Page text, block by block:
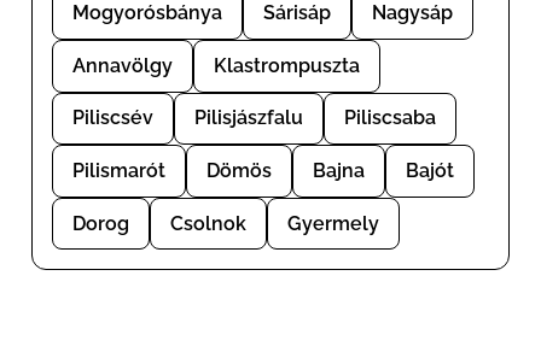
Mogyorósbánya Sárisáp Nagysáp
Annavölgy Klastrompuszta
Piliscsév Pilisjászfalu Piliscsaba
Pilismarót Dömös Bajna Bajót
Dorog Csolnok Gyermely